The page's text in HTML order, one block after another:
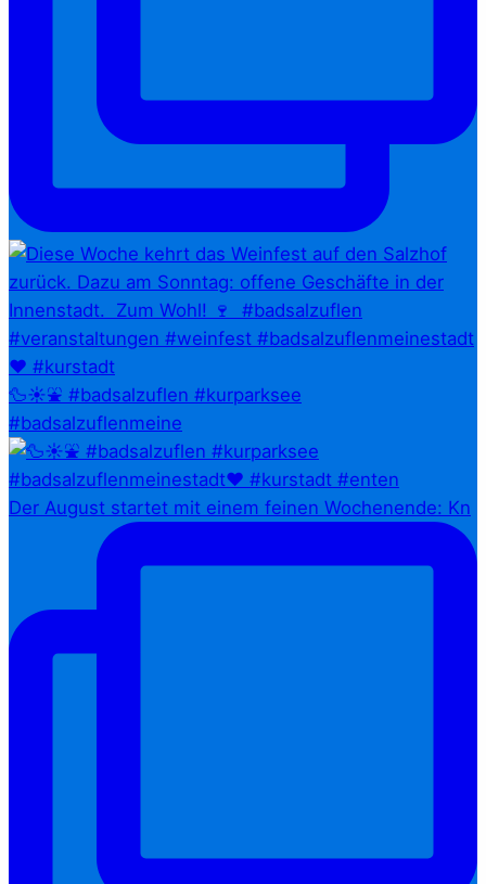
🦆☀️⛲ #badsalzuflen #kurparksee
#badsalzuflenmeine
Der August startet mit einem feinen Wochenende: Kn